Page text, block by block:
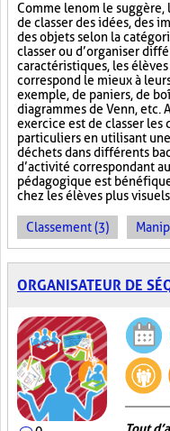
Comme le nom le suggère,
de classer des idées, des
des objets selon la
classer ou d’organiser
caractéristiques, les
correspond le mieux à
exemple, de paniers, de
diagrammes de Venn, etc.
exercice est de classer les
particuliers en utilisant
déchets dans différents
d’activité correspondant
pédagogique est
chez les élèves plus
Classement (3)
ORGANISATEUR DE